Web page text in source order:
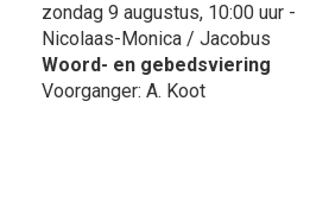
zondag 9 augustus, 10:00 uur -
Nicolaas-Monica / Jacobus
Woord- en gebedsviering
Voorganger: A. Koot